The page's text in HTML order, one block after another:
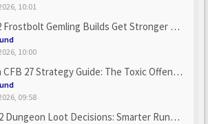
10:01
Gemling Builds Get Stronger With u4gm’s Ice C...
10:00
27 Strategy Guide: The Toxic Offensive Scheme Your ...
09:58
Loot Decisions: Smarter Runs With U4N